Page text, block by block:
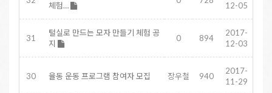
체험…
12-05
31
털실로 만드는 모자 만들기 체험 공
지
0 894
2017-
12-03
30 율동 운동 프로그램 참여자 모집 장우철 940
2017-
11-29